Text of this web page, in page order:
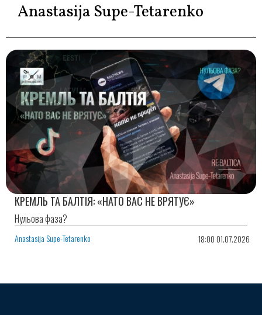
Anastasija Supe-Tetarenko
КРЕМЛЬ ТА БАЛТІЯ: «НАТО ВАС НЕ ВРЯТУЄ»
Нульова фаза?
Anastasija Supe-Tetarenko 18:00 01.07.2026